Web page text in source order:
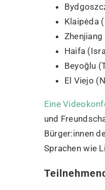
Klaipėda
Zhenjiang
Haifa
Beyoğlu
El Viejo
Eine
und
Bürger:innen
Sprachen wie